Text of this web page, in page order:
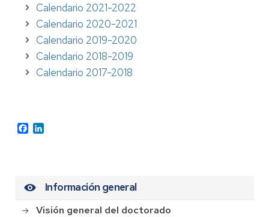
Calendario 2021-2022
Calendario 2020-2021
Calendario 2019-2020
Calendario 2018-2019
Calendario 2017-2018
Facebook
Información general
Visión general del doctorado